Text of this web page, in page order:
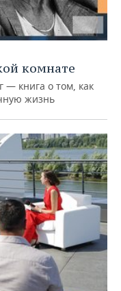
комнате
— книга о том, как
жизнь